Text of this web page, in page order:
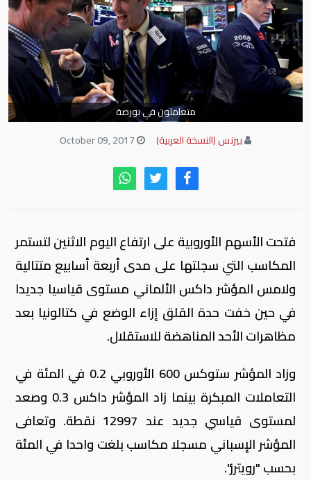
متعاملون في بورصة
بيزنس (النسخة العربية)
فتحت الأسهم الأوروبية على ارتفاع اليوم الاثنين لتستمر
المكاسب التي سجلتها على مدى أربعة أسابيع متتالية
ولامس المؤشر داكس الألماني مستوى قياسيا جديدا
في حين خفت حدة القلق إزاء الوضع في كتالونيا بعد
مظاهرات الأحد المناهضة للاستقلال.
وزاد المؤشر ستوكس 600 الأوروبي 0.2 في المئة في
التعاملات المبكرة بينما زاد المؤشر داكس 0.3 وصعد
لمستوى قياسي جديد عند 12997 نقطة. وتعافى
المؤشر الإسباني مسجلا مكاسب بلغت واحدا في المئة
بحسب "رويترز".